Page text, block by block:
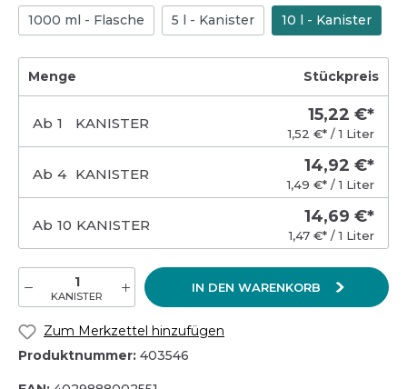
1000 ml - Flasche 5 l - Kanister 10 l - Kanister
Menge Stückpreis
Ab 1 KANISTER 15,22 €*
1,52 €* / 1 Liter
Ab 4 KANISTER 14,92 €*
1,49 €* / 1 Liter
Ab 10 KANISTER 14,69 €*
1,47 €* / 1 Liter
KANISTER
IN DEN WARENKORB
Zum Merkzettel hinzufügen
Produktnummer: 403546